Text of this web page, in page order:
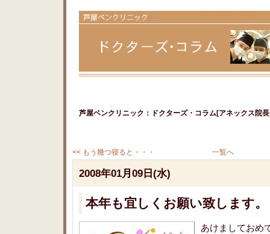
芦屋ベンクリニック：ドクターズ・コラム[アネックス院
<< もう幾つ寝ると・・・ 一覧へ
2008年01月09日(水)
本年も宜しくお願い致します
あけましておめ